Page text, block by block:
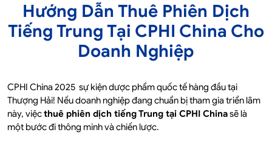
Hướng Dẫn Thuê Phiên Dịch
Tiếng Trung Tại CPHI China Cho
Doanh Nghiệp
CPHI China 2025 sự kiện dược phẩm quốc tế hàng đầu tại
Thượng Hải! Nếu doanh nghiệp đang chuẩn bị tham gia triển lãm
này, việcthuê phiên dịch tiếng Trung tại CPHI Chinasẽ là
một bước đi thông minh và chiến lược.